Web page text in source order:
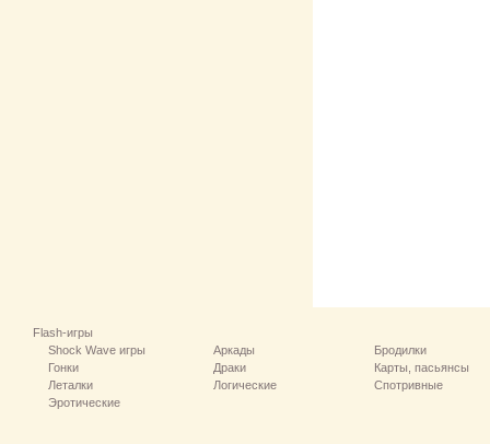
Flash-игры
Shock Wave игры
Аркады
Бродилки
Гонки
Драки
Карты, пасьянсы
Леталки
Логические
Спотривные
Эротические